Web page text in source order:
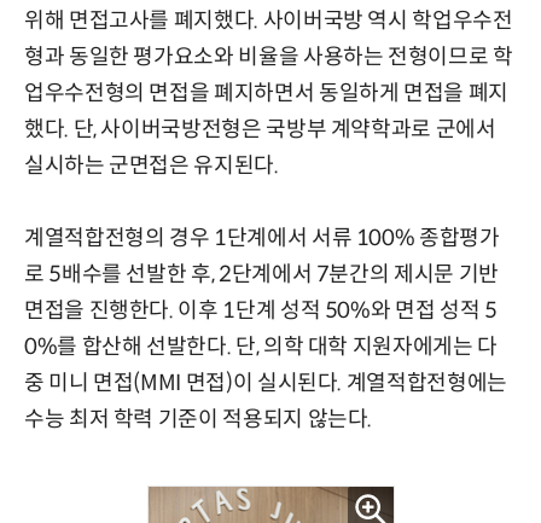
위해 면접고사를 폐지했다. 사이버국방 역시 학업우수전
형과 동일한 평가요소와 비율을 사용하는 전형이므로 학
업우수전형의 면접을 폐지하면서 동일하게 면접을 폐지
했다. 단, 사이버국방전형은 국방부 계약학과로 군에서
실시하는 군면접은 유지된다.
계열적합전형의 경우 1단계에서 서류 100% 종합평가
로 5배수를 선발한 후, 2단계에서 7분간의 제시문 기반
면접을 진행한다. 이후 1단계 성적 50%와 면접 성적 5
0%를 합산해 선발한다. 단, 의학 대학 지원자에게는 다
중 미니 면접(MMI 면접)이 실시된다. 계열적합전형에는
수능 최저 학력 기준이 적용되지 않는다.